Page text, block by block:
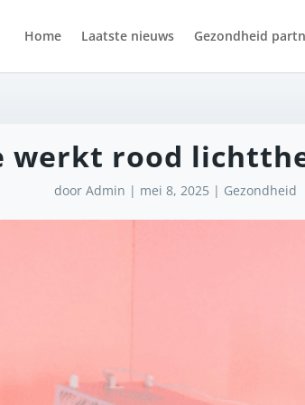
Home Laatste nieuws Gezondheid
werkt rood
door Admin | mei 8, 2025 | Gezondheid